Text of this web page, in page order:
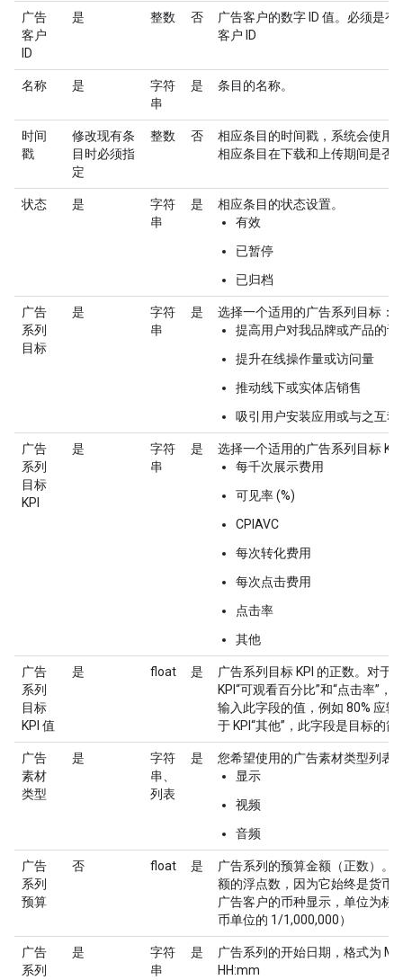
广告
客户
ID
是 整数 否
广告客户的数字 ID 值。必须是有
客户 ID
名称 是
字符
串
是 条目的名称。
时间
戳
修改现有条
目时必须指
定
整数 否
相应条目的时间戳，系统会使用
相应条目在下载和上传期间是否
状态 是
字符
串
是
相应条目的状态设置。
有效
已暂停
已归档
广告
系列
目标
是
字符
串
是
选择一个适用的广告系列目标：
提高用户对我品牌或产品的认
提升在线操作量或访问量
推动线下或实体店销售
吸引用户安装应用或与之互动
广告
系列
目标
KPI
是
字符
串
是
选择一个适用的广告系列目标
每千次展示费用
可见率 (%)
CPIAVC
每次转化费用
每次点击费用
点击率
其他
广告
系列
目标
KPI 值
是 float 是
广告系列目标 KPI 的正数。对于
KPI“可观看百分比”和“点击率”，
输入此字段的值，例如 80% 应输
于 KPI“其他”，此字段是目标的
广告
素材
类型
是
字符
串、
列表
是
您希望使用的广告素材类型列表
显示
视频
音频
广告
系列
预算
否 float 是
广告系列的预算金额（正数）。
额的浮点数，因为它始终是货币
广告客户的币种显示，单位为标
币单位的 1/1,000,000）
广告
系列
是
字符
串
是
广告系列的开始日期，格式为
HH:mm